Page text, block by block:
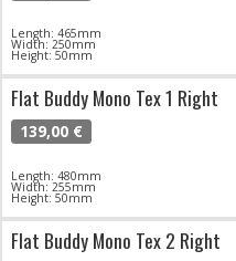
Length: 465mm
Width: 250mm
Height: 50mm
Flat Buddy Mono Tex 1 Right
139,00 €
Length: 480mm
Width: 255mm
Height: 50mm
Flat Buddy Mono Tex 2 Right